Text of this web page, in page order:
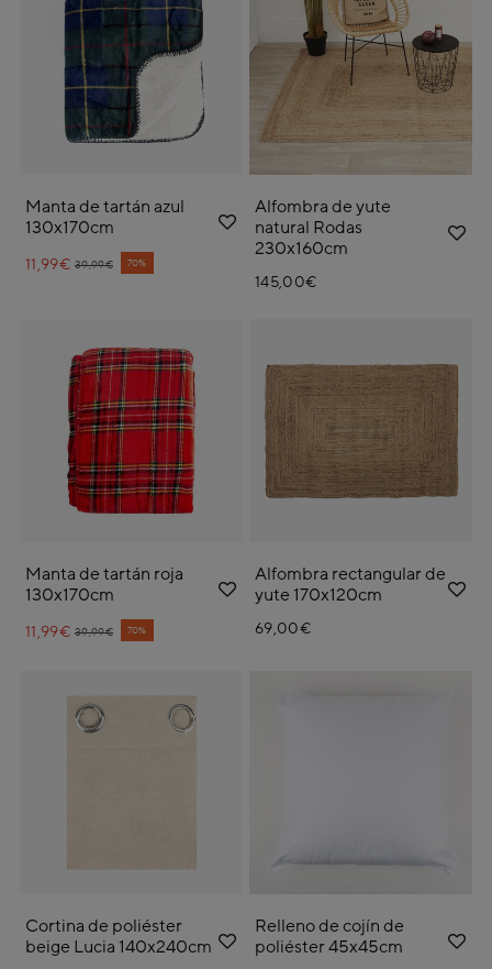
Manta de tartán azul
130x170cm
Price reduced from
39,99€
to 70%
11,99€
Alfombra de yute
natural Rodas
230x160cm
145,00€
Manta de tartán roja
130x170cm
Price reduced from
39,99€
to 70%
11,99€
Alfombra rectangular de
yute 170x120cm
69,00€
Cortina de poliéster
beige Lucia 140x240cm
Relleno de cojín de
poliéster 45x45cm